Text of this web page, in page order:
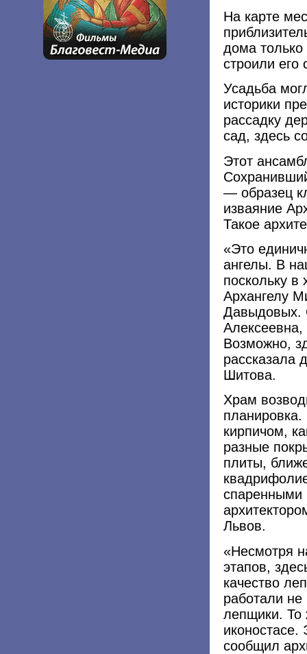
На карте
дома только
строили его
Усадьба
историки
рассадку
сад, здесь
Этот
— образец
изваяние
Такое
«Это
ангелы. В
поскольку
Архангелу
Давыдовых.
Возможно,
рассказала
Шитова.
Храм
кирпичом,
разные
плиты,
спаренными
Львов.
«Несмотря
этапов,
качество
работали
лепщики. То
иконостасе.
сообщил